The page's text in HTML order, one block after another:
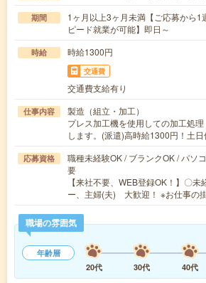
期間
1ヶ月以上3ヶ月未満【ご応募から1
ピード就業が可能】即日～
時給 時給1300円
交通費
交通費支給有り
仕事内容
製造（組立・加工）
プレス加工機を使用しての加工処
します。(派遣)高時給1300円！土
応募資格
職種未経験OK / ブランクOK / パソ
要
【来社不要、WEB登録OK！】〇
ー、主婦(夫) 大歓迎！ ※お仕事の
職場の雰囲気
年齢層
20代
30代 40代